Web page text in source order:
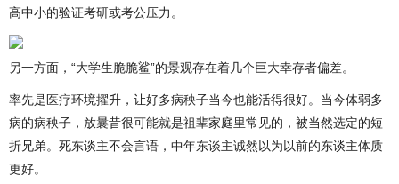
高中小的验证考研或考公压力。
另一方面，“大学生脆脆鲨”的景观存在着几个巨大幸存者偏差。
率先是医疗环境擢升，让好多病秧子当今也能活得很好。当今体弱多
病的病秧子，放曩昔很可能就是祖辈家庭里常见的，被当然选定的短
折兄弟。死东谈主不会言语，中年东谈主诚然以为以前的东谈主体质
更好。